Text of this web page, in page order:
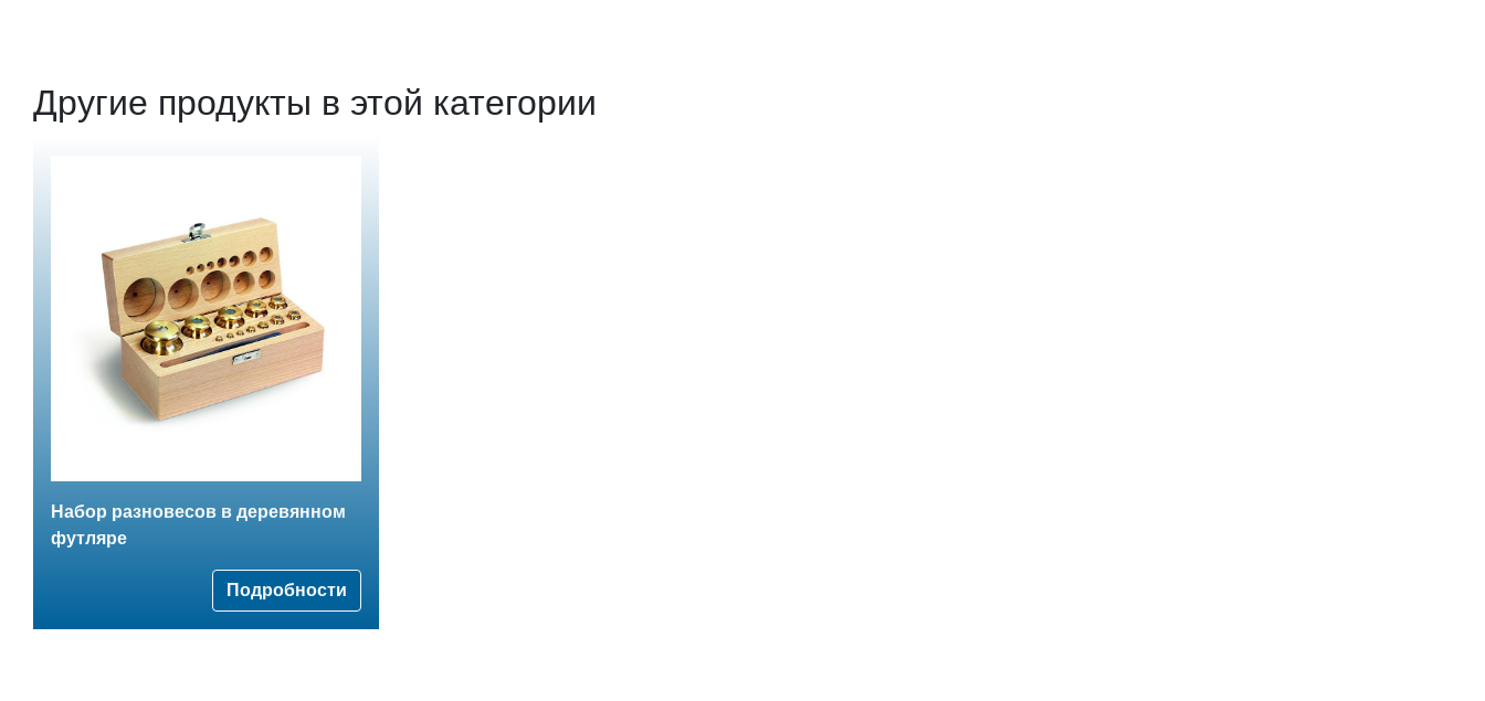
Другие продукты в этой категории
Набор разновесов в деревянном
футляре
Подробности